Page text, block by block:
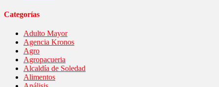
Categorías
Adulto Mayor
Agencia Kronos
Agro
Agropacueria
Alcaldía de Soledad
Alimentos